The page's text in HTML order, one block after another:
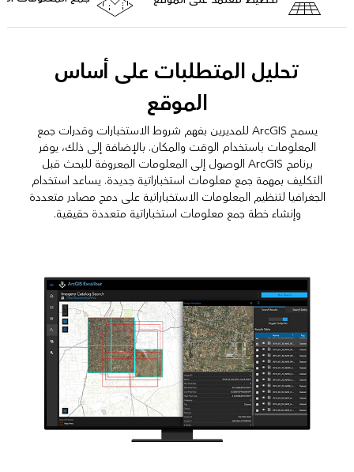
تحليل المتطلبات على أساس
الموقع
يسمح ArcGIS للمديرين بفهم شروط الاستخبارات وقدرات جمع
المعلومات باستخدام الوقت والمكان. بالإضافة إلى ذلك، يوفر
برنامج ArcGIS الوصول إلى المعلومات المعروفة للبحث قبل
التكليف بمهمة جمع معلومات استخباراتية جديدة. يساعد استخدام
الجغرافيا لتنظيم المعلومات الاستخباراتية على دمج مصادر متعددة
وإنشاء خطة جمع معلومات استخباراتية متعددة حقيقية.